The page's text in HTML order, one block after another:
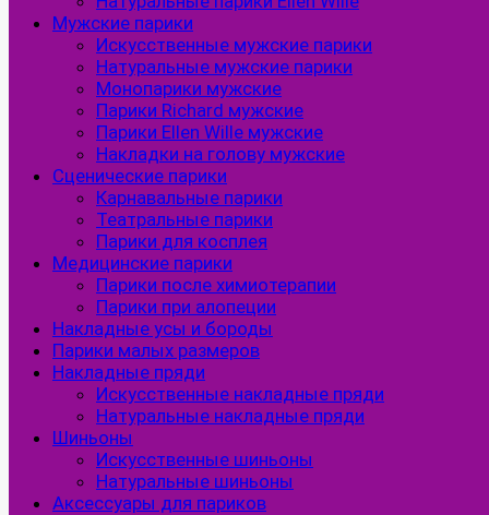
Мужские парики
Искусственные мужские парики
Натуральные мужские парики
Монопарики мужские
Парики Richard мужские
Парики Ellen Wille мужские
Накладки на голову мужские
Сценические парики
Карнавальные парики
Театральные парики
Парики для косплея
Медицинские парики
Парики после химиотерапии
Парики при алопеции
Накладные усы и бороды
Парики малых размеров
Накладные пряди
Искусственные накладные пряди
Натуральные накладные пряди
Шиньоны
Искусственные шиньоны
Натуральные шиньоны
Аксессуары для париков